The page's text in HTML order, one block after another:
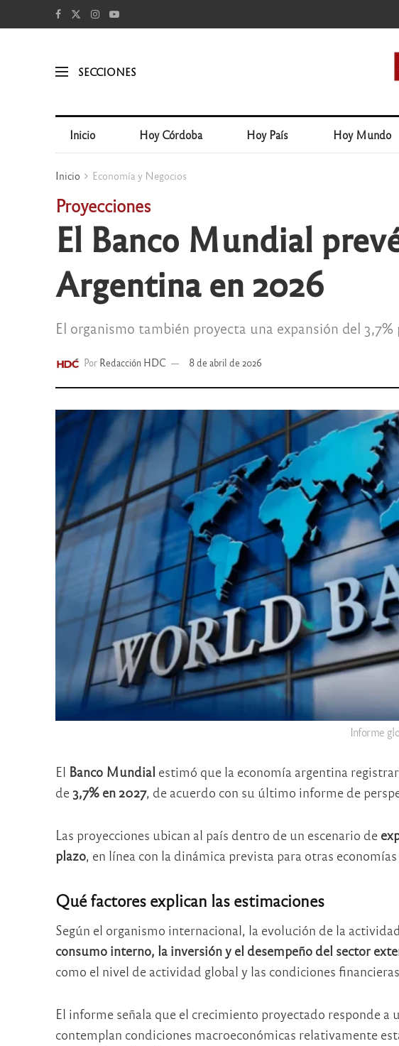
SECCIONES
Inicio Hoy Córdoba Hoy País Hoy Mundo
Inicio Economía y Negocios
Proyecciones
El Banco Mundial
Argentina en 2026
El organismo también proyecta una expansión del 3,7%
Por Redacción HDC 8 de abril de 2026
Informe
El Banco Mundial estimó que la economía argentina
de 3,7% en 2027, de acuerdo con su último informe de
Las proyecciones ubican al país dentro de un escenario de
plazo, en línea con la dinámica prevista para otras
Qué factores explican las estimaciones
Según el organismo internacional, la evolución de la
consumo interno, la inversión y el desempeño del sector
como el nivel de actividad global y las condiciones
El informe señala que el crecimiento proyectado responde a
contemplan condiciones macroeconómicas relativamente